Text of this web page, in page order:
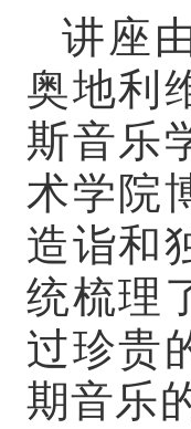
讲座
奥地利
斯音乐
术学院
造诣和
统梳理
过珍贵
期音乐